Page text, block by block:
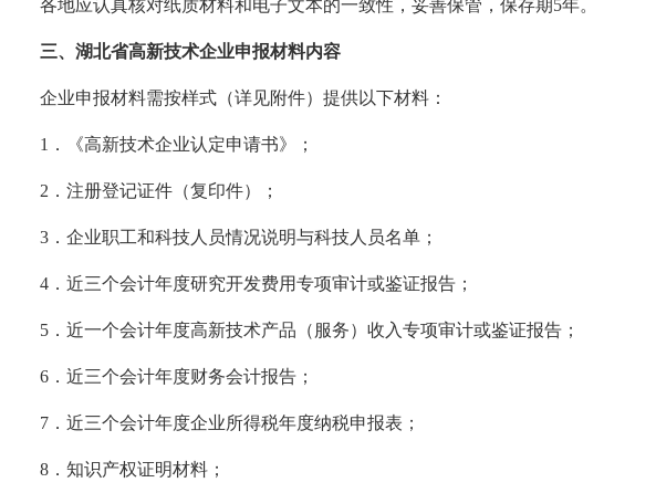
各地应认真核对纸质材料和电子文本的一致性，妥善保管，保存期5年。
三、 湖北省高新技术企业申报材料内容
企业申报材料需按样式（详见附件）提供以下材料：
1．《高新技术企业认定申请书》；
2．注册登记证件（复印件）；
3．企业职工和科技人员情况说明与科技人员名单；
4．近三个会计年度研究开发费用专项审计或鉴证报告；
5．近一个会计年度高新技术产品（服务）收入专项审计或鉴证报告；
6．近三个会计年度财务会计报告；
7．近三个会计年度企业所得税年度纳税申报表；
8．知识产权证明材料；